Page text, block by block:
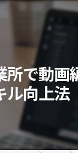
所で動画
ル向上法